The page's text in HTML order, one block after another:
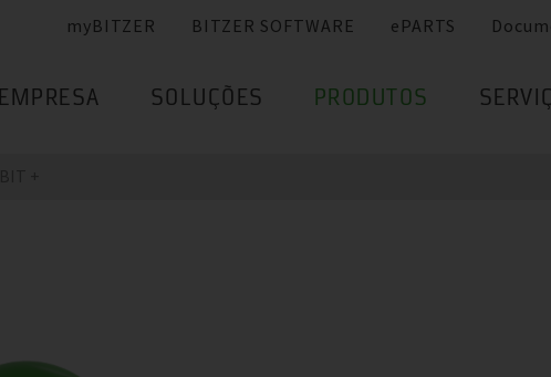
myBITZER BITZER SOFTWARE ePARTS
EMPRESA SOLUÇÕES PRODUTOS